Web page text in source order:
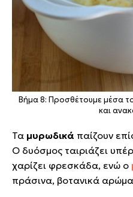
Βήμα 8: Προσθέτουμε μέσα
και
Τα μυρωδικά παίζουν
Ο δυόσμος ταιριάζει
χαρίζει φρεσκάδα, ενώ ο
πράσινα, βοτανικά